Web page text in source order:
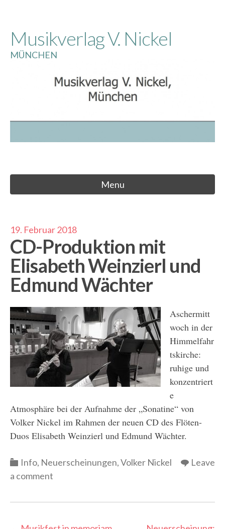
content
Musikverlag V. Nickel
MÜNCHEN
Menu
19. Februar 2018
CD-Produktion mit
Elisabeth Weinzierl und
Edmund Wächter
Aschermitt
woch in der
Himmelfahr
tskirche:
ruhige und
konzentriert
e
Atmosphäre bei der Aufnahme der „Sonatine“ von
Volker Nickel im Rahmen der neuen CD des Flöten-
Duos Elisabeth Weinzierl und Edmund Wächter.
Categories
Info, Neuerscheinungen,Volker Nickel
Leave
a comment